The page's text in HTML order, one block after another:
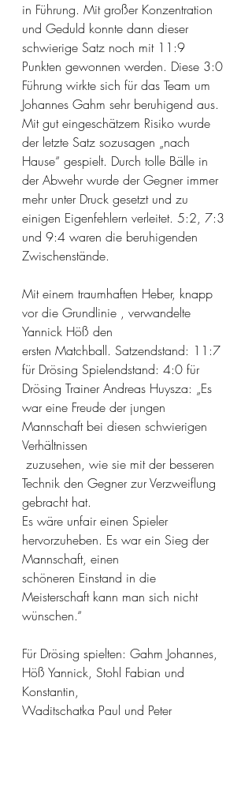
in Führung. Mit großer Konzentration
und Geduld konnte dann dieser
schwierige Satz noch mit 11:9
Punkten gewonnen werden. Diese 3:0
Führung wirkte sich für das Team um
Johannes Gahm sehr beruhigend aus.
Mit gut eingeschätzem Risiko wurde
der letzte Satz sozusagen „nach
Hause“ gespielt. Durch tolle Bälle in
der Abwehr wurde der Gegner immer
mehr unter Druck gesetzt und zu
einigen Eigenfehlern verleitet. 5:2, 7:3
und 9:4 waren die beruhigenden
Zwischenstände.
Mit einem traumhaften Heber, knapp
vor die Grundlinie , verwandelte
Yannick Höß den
ersten Matchball. Satzendstand: 11:7
für Drösing Spielendstand: 4:0 für
Drösing Trainer Andreas Huysza: „Es
war eine Freude der jungen
Mannschaft bei diesen schwierigen
Verhältnissen
Technik den Gegner zur Verzweiflung
gebracht hat.
Es wäre unfair einen Spieler
hervorzuheben. Es war ein Sieg der
Mannschaft, einen
schöneren Einstand in die
Meisterschaft kann man sich nicht
wünschen.“
Für Drösing spielten: Gahm Johannes,
Höß Yannick, Stohl Fabian und
Konstantin,
Waditschatka Paul und Peter